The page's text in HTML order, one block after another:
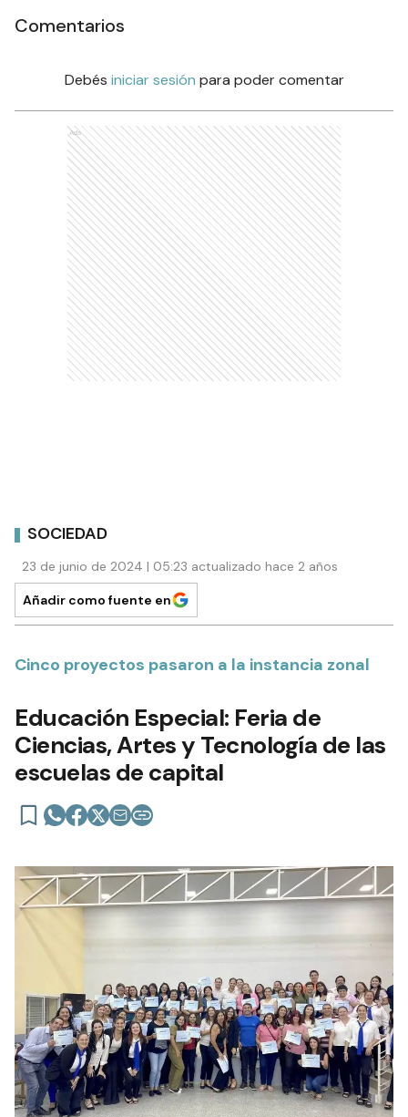
Comentarios
Debés iniciar sesión para poder comentar
Ads
SOCIEDAD
23 de junio de 2024 | 05:23 actualizado hace 2 años
Añadir como fuente en
Cinco proyectos pasaron a la instancia zonal
Educación Especial: Feria de
Ciencias, Artes y Tecnología de las
escuelas de capital